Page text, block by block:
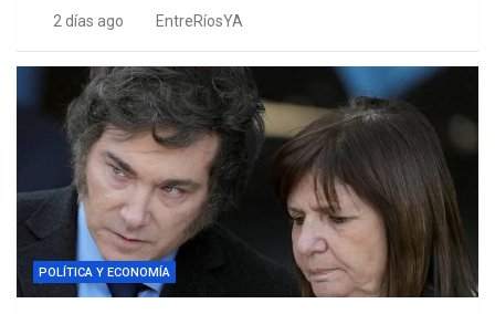
2 días ago EntreRíosYA
POLÍTICA Y ECONOMÍA